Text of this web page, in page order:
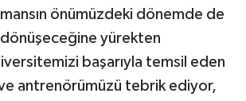
önümüzdeki dönemde de
dönüşeceğine yürekten
başarıyla temsil eden
ve antrenörümüzü tebrik ediyor,